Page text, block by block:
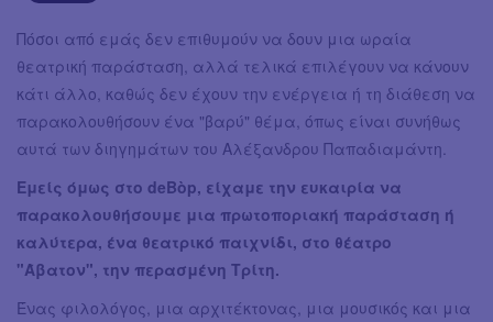
Πόσοι από εμάς δεν επιθυμούν να δουν μια ωραία
θεατρική παράσταση, αλλά τελικά επιλέγουν να κάνουν
κάτι άλλο, καθώς δεν έχουν την ενέργεια ή τη διάθεση να
παρακολουθήσουν ένα "βαρύ" θέμα, όπως είναι συνήθως
αυτά των διηγημάτων του Αλέξανδρου Παπαδιαμάντη.
Εμείς όμως στο deBòp, είχαμε την ευκαιρία να
παρακολουθήσουμε μια πρωτοποριακή παράσταση ή
καλύτερα, ένα θεατρικό παιχνίδι, στο θέατρο
"Άβατον", την περασμένη Τρίτη.
Ένας φιλολόγος, μια αρχιτέκτονας, μια μουσικός και μια